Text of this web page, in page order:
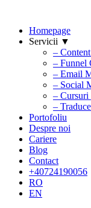
Homepage
Servicii ▼
–
– Funnel
– Email
– Social
– Cursuri
–
Portofoliu
Despre noi
Cariere
Blog
Contact
+40724190056
RO
EN